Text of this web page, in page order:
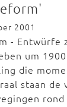
2001
- Entwürfe
um
die
staan de